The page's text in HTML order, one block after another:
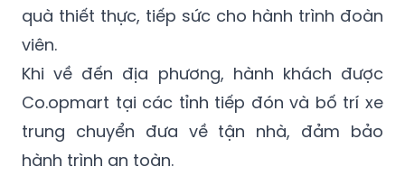
quà thiết thực, tiếp sức cho hành trình đoàn
viên.
Khi về đến địa phương, hành khách được
Co.opmart tại các tỉnh tiếp đón và bố trí xe
trung chuyển đưa về tận nhà, đảm bảo
hành trình an toàn.